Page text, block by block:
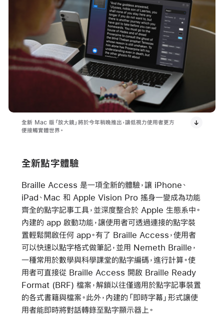
全新 Mac 版「放大鏡」將於今年稍晚推出，讓低視力使用者更方
便接觸實體世界。
全新點字體驗
Braille Access 是一項全新的體驗，讓 iPhone、
iPad、Mac 和 Apple Vision Pro 搖身一變成為功能
齊全的點字記事工具，並深度整合於 Apple 生態系中。
內建的 app 啟動功能，讓使用者可透過連接的點字裝
置輕鬆開啟任何 app。有了 Braille Access，使用者
可以快速以點字格式做筆記，並用 Nemeth Braille，
一種常用於數學與科學課堂的點字編碼，進行計算。使
用者可直接從 Braille Access 開啟 Braille Ready
Format (BRF) 檔案，解鎖以往僅適用於點字記事裝置
的各式書籍與檔案。此外，內建的「即時字幕」形式讓使
用者能即時將對話轉錄至點字顯示器上。